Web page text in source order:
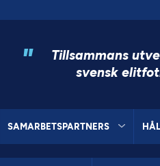
"
Tillsammans
svensk
SAMARBETSPARTNERS